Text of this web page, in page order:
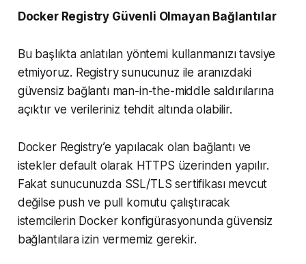
Docker Registry Güvenli Olmayan Bağlantılar
Bu başlıkta anlatılan yöntemi kullanmanızı tavsiye
etmiyoruz. Registry sunucunuz ile aranızdaki
güvensiz bağlantı man-in-the-middle saldırılarına
açıktır ve verileriniz tehdit altında olabilir.
Docker Registry’e yapılacak olan bağlantı ve
istekler default olarak HTTPS üzerinden yapılır.
Fakat sunucunuzda SSL/TLS sertifikası mevcut
değilse push ve pull komutu çalıştıracak
istemcilerin Docker konfigürasyonunda güvensiz
bağlantılara izin vermemiz gerekir.